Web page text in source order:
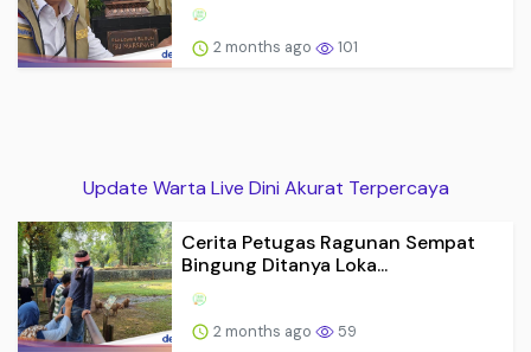
2 months ago 101
Update Warta Live Dini Akurat Terpercaya
Cerita Petugas Ragunan Sempat
Bingung Ditanya Loka...
2 months ago 59